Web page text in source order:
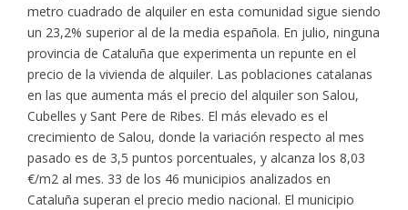
metro cuadrado de alquiler en esta comunidad sigue siendo
un 23,2% superior al de la media española. En julio, ninguna
provincia de Cataluña que experimenta un repunte en el
precio de la vivienda de alquiler. Las poblaciones catalanas
en las que aumenta más el precio del alquiler son Salou,
Cubelles y Sant Pere de Ribes. El más elevado es el
crecimiento de Salou, donde la variación respecto al mes
pasado es de 3,5 puntos porcentuales, y alcanza los 8,03
€/m2 al mes. 33 de los 46 municipios analizados en
Cataluña superan el precio medio nacional. El municipio